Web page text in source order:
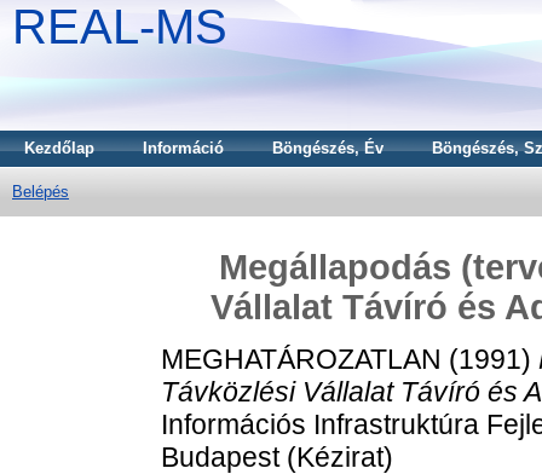
REAL-MS
Kezdőlap Információ Böngészés, Év Böngészés,
Belépés
Megállapodás
Vállalat Távíró és
MEGHATÁROZATLAN (1991)
Távközlési Vállalat Távíró és
Információs Infrastruktúra
Budapest (Kézirat)